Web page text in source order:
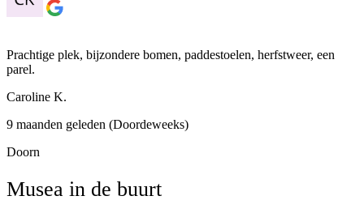
Prachtige plek, bijzondere bomen, paddestoelen, herfstweer, een
parel.
Caroline K.
9 maanden geleden (Doordeweeks)
Doorn
Musea in de buurt